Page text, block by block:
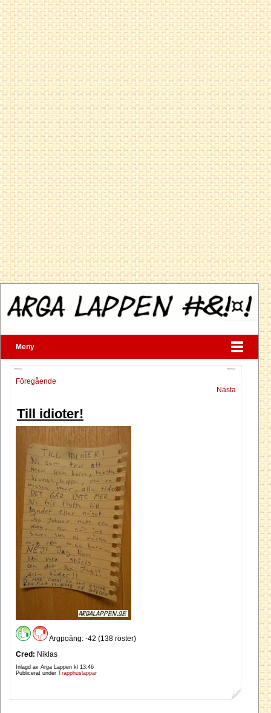
Meny
Föregående
Nästa
Till idioter!
Argpoäng: -42 (138 röster)
Cred: Niklas
Inlagd av Arga Lappen kl 13:46
Publicerat under Trapphuslappar